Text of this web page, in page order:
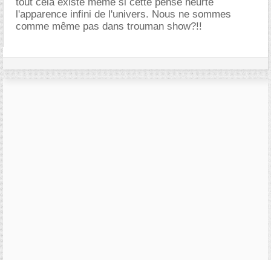
l'apparence infini de l'univers. Nous ne sommes
comme même pas dans trouman show?!!